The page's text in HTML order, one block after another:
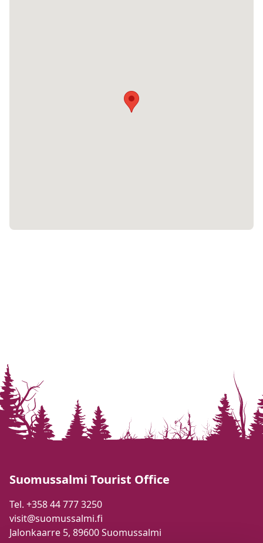
Suomussalmi Tourist Office
Tel. +358 44 777 3250
visit@suomussalmi.fi
Jalonkaarre 5, 89600 Suomussalmi